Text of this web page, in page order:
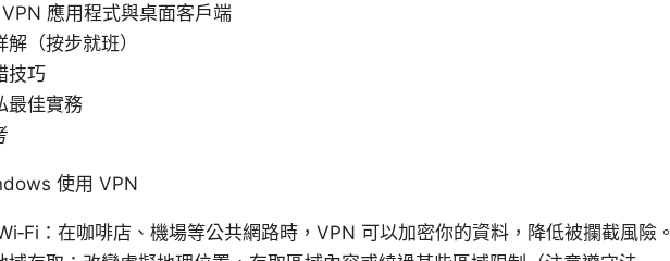
應用程式與桌面客戶端
（按步就班）
技巧
最佳實務
使用 VPN
：在咖啡店、機場等公共網路時，VPN 可以加密你的資料，降低被攔截風險。